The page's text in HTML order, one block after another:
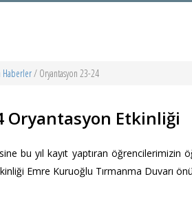
Haberler/ Oryantasyon 23-24
Oryantasyon Etkinliği
bu yıl kayıt yaptıran öğrencilerimizin
Emre Kuruoğlu Tırmanma Duvarı